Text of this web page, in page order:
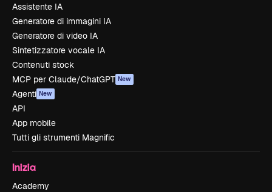
Assistente IA
Generatore di immagini IA
Generatore di video IA
Sintetizzatore vocale IA
Contenuti stock
MCP per Claude/ChatGPT New
Agenti New
API
App mobile
Tutti gli strumenti Magnific
Inizia
Academy